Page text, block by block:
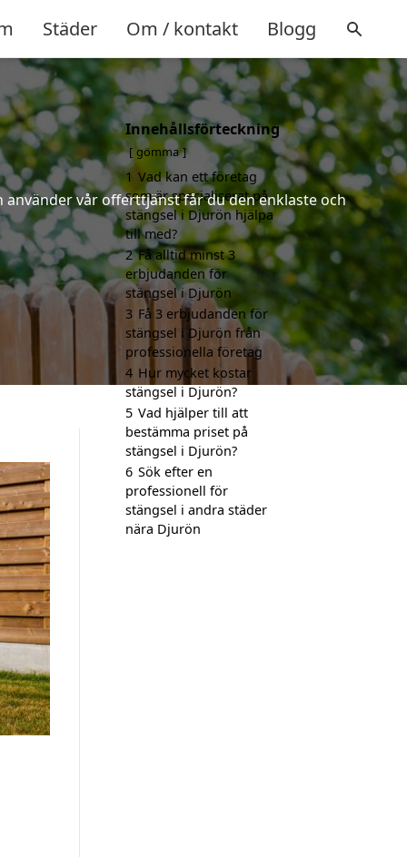
Städer Om / kontakt Blogg
vår offerttjänst får du den enklaste och
Innehållsförteckning
gömma
1 Vad kan ett företag
som är specialiserat på
stängsel i Djurön hjälpa
till med?
2 Få alltid minst 3
erbjudanden för
stängsel i Djurön
3 Få 3 erbjudanden för
stängsel i Djurön från
professionella företag
4 Hur mycket kostar
stängsel i Djurön?
5 Vad hjälper till att
bestämma priset på
stängsel i Djurön?
6 Sök efter en
professionell för
stängsel i andra städer
nära Djurön